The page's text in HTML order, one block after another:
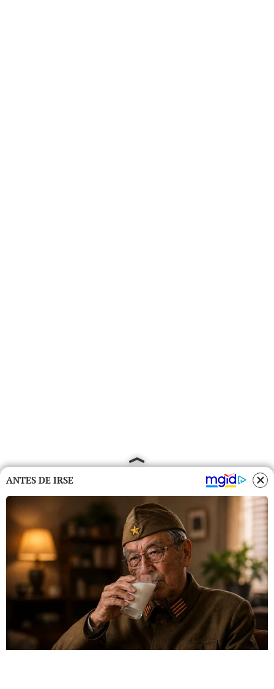
ANTES DE IRSE